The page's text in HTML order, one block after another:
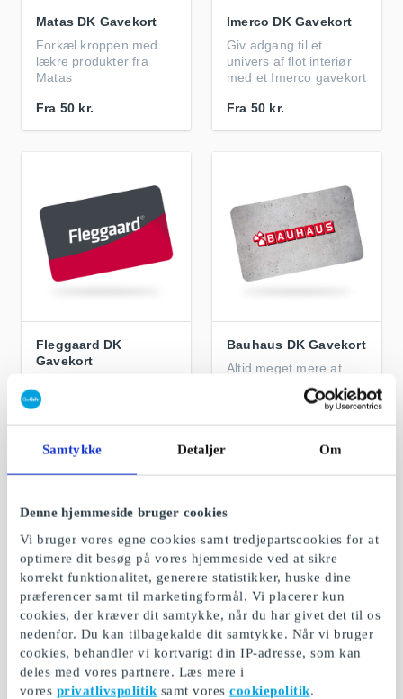
Samtykke Detaljer Om
Denne hjemmeside bruger cookies
Vi bruger vores egne cookies samt tredjepartscookies for at
optimere dit besøg på vores hjemmeside ved at sikre
korrekt funktionalitet, generere statistikker, huske dine
præferencer samt til marketingformål. Vi placerer kun
cookies, der kræver dit samtykke, når du har givet det til os
nedenfor. Du kan tilbagekalde dit samtykke. Når vi bruger
cookies, behandler vi kortvarigt din IP-adresse, som kan
deles med vores partnere. Læs mere i
vores privatlivspolitik samt vorescookiepolitik.
Matas DK Gavekort
Forkæl kroppen med
lækre produkter fra
Matas
Fra 50 kr.
Imerco DK Gavekort
Giv adgang til et
univers af flot interiør
med et Imerco gavekort
Fra 50 kr.
Fleggaard DK
Gavekort
besparelser – lige over
Fra 50 kr.
Bauhaus DK Gavekort
Altid meget mere at
H&M DK Gavekort
Normal DK Gavekort